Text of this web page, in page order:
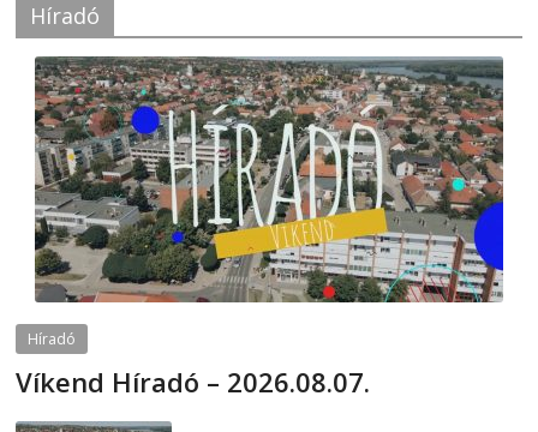
Híradó
Híradó
Víkend Híradó – 2026.08.07.